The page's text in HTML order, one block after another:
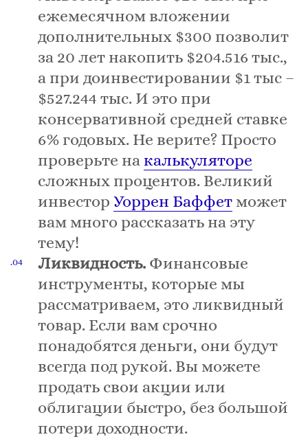
ежемесячном вложении
дополнительных $300 позволит
за 20 лет накопить $204.516 тыс.,
а при доинвестировании $1 тыс –
$527.244 тыс. И это при
консервативной средней ставке
6% годовых. Не верите? Просто
проверьте на калькуляторе
сложных процентов. Великий
инвестор Уоррен Баффет может
вам много рассказать на эту
тему!
Ликвидность. Финансовые
инструменты, которые мы
рассматриваем, это ликвидный
товар. Если вам срочно
понадобятся деньги, они будут
всегда под рукой. Вы можете
продать свои акции или
облигации быстро, без большой
потери доходности.